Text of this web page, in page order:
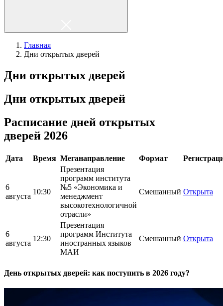
Главная
Дни открытых дверей
Дни открытых дверей
Дни открытых дверей
Расписание дней открытых
дверей 2026
Дата Время Меганаправление Формат
6
августа
10:30
Презентация
программ института
№5 «Экономика и
менеджмент
высокотехнологичной
отрасли»
Смешанный Открыта
6
августа
12:30
Презентация
программ Института
иностранных языков
МАИ
Смешанный Открыта
День открытых дверей: как поступить в 2026 году?